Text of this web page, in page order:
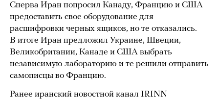
Сперва Иран попросил Канаду, Францию и США
предоставить свое оборудование для
расшифровки черных ящиков, но те отказались.
В итоге Иран предложил Украине, Швеции,
Великобритании, Канаде и США выбрать
независимую лабораторию и те решили отправить
самописцы во Францию.
Ранее иранский новостной канал IRINN